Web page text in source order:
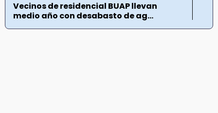
Vecinos de residencial BUAP llevan
medio año con desabasto de ag...